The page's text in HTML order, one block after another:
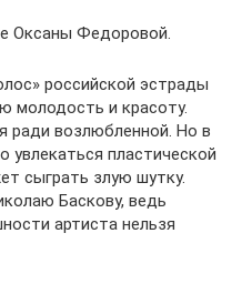
Оксаны Федоровой.
российской эстрады
молодость и красоту.
ради возлюбленной. Но в
увлекаться пластической
сыграть злую шутку.
Баскову, ведь
артиста нельзя